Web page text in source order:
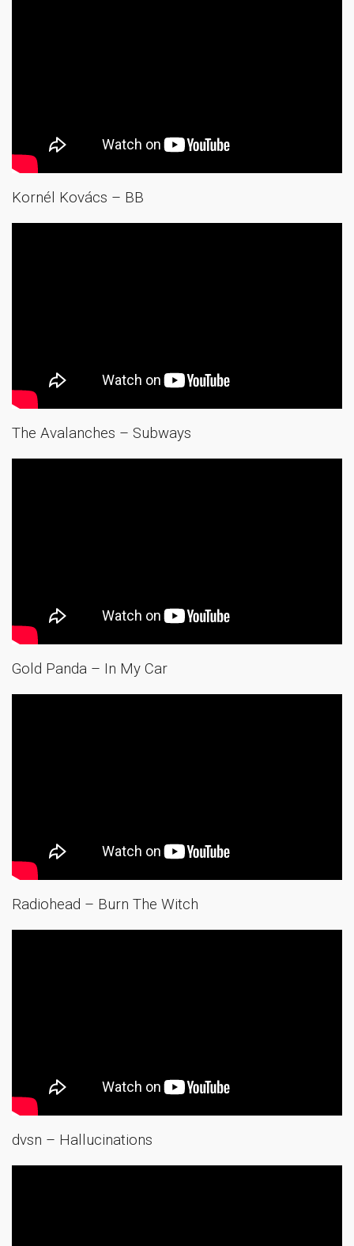
Kornél Kovács – BB
The Avalanches – Subways
Gold Panda – In My Car
Radiohead – Burn The Witch
dvsn – Hallucinations